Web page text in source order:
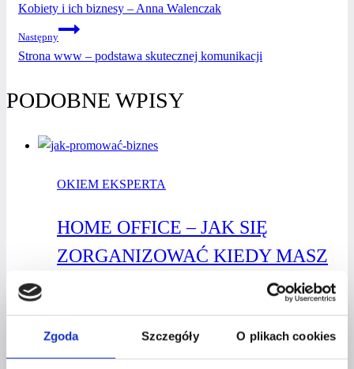
Zgoda Szczegóły O plikach cookies
WPISU
Kobiety i ich biznesy – Anna Walenczak
Następny
Strona www – podstawa skutecznej komunikacji
PODOBNE WPISY
OKIEM EKSPERTA
HOME OFFICE – JAK SIĘ
ZORGANIZOWAĆ KIEDY MASZ
7 maja 2020
Wiemy jak wiele mam zmaga się obecnie z sytuacją,